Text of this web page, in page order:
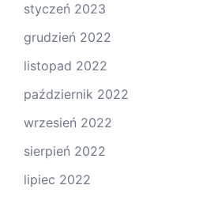
styczeń 2023
grudzień 2022
listopad 2022
październik 2022
wrzesień 2022
sierpień 2022
lipiec 2022